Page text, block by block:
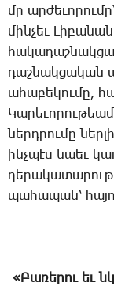
մը
մին­չեւ
դաշ­նակ­ցա­կան
ա­հա­բե­կու­մը,
ներդ­րու­մը
ինչ­պէս նաեւ
պա­հա­պան՝
«­Բա­ռե­րու եւ